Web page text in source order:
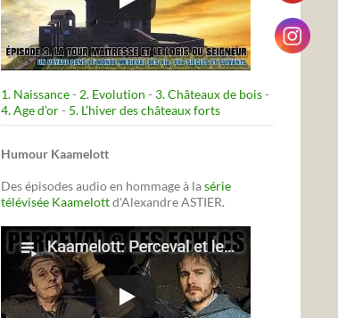
1. Naissance- 2. Evolution - 3. Châteaux de bois-
4. Age d’or- 5. L’hiver des châteaux forts
Humour Kaamelott
Des épisodes audio en hommage à lasérie
télévisée Kaamelottd'Alexandre ASTIER.